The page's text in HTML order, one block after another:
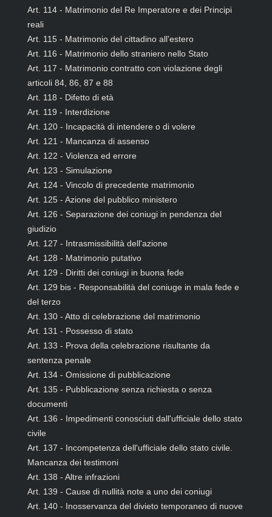
Art. 114 - Matrimonio del Re Imperatore e dei Principi
reali
Art. 115 - Matrimonio del cittadino all'estero
Art. 116 - Matrimonio dello straniero nello Stato
Art. 117 - Matrimonio contratto con violazione degli
articoli 84, 86, 87 e 88
Art. 118 - Difetto di età
Art. 119 - Interdizione
Art. 120 - Incapacità di intendere o di volere
Art. 121 - Mancanza di assenso
Art. 122 - Violenza ed errore
Art. 123 - Simulazione
Art. 124 - Vincolo di precedente matrimonio
Art. 125 - Azione del pubblico ministero
Art. 126 - Separazione dei coniugi in pendenza del
giudizio
Art. 127 - Intrasmissibilità dell'azione
Art. 128 - Matrimonio putativo
Art. 129 - Diritti dei coniugi in buona fede
Art. 129 bis - Responsabilità del coniuge in mala fede e
del terzo
Art. 130 - Atto di celebrazione del matrimonio
Art. 131 - Possesso di stato
Art. 133 - Prova della celebrazione risultante da
sentenza penale
Art. 134 - Omissione di pubblicazione
Art. 135 - Pubblicazione senza richiesta o senza
documenti
Art. 136 - Impedimenti conosciuti dall'ufficiale dello stato
civile
Art. 137 - Incompetenza dell'ufficiale dello stato civile.
Mancanza dei testimoni
Art. 138 - Altre infrazioni
Art. 139 - Cause di nullità note a uno dei coniugi
Art. 140 - Inosservanza del divieto temporaneo di nuove